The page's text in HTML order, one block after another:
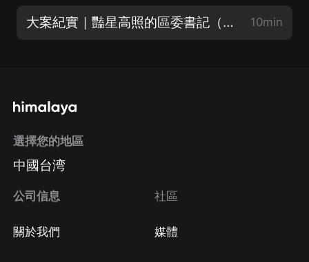
大案紀實｜豔星高照的區委書記（上） 10min
選擇您的地區
中國台湾
公司信息
關於我們
社區
媒體